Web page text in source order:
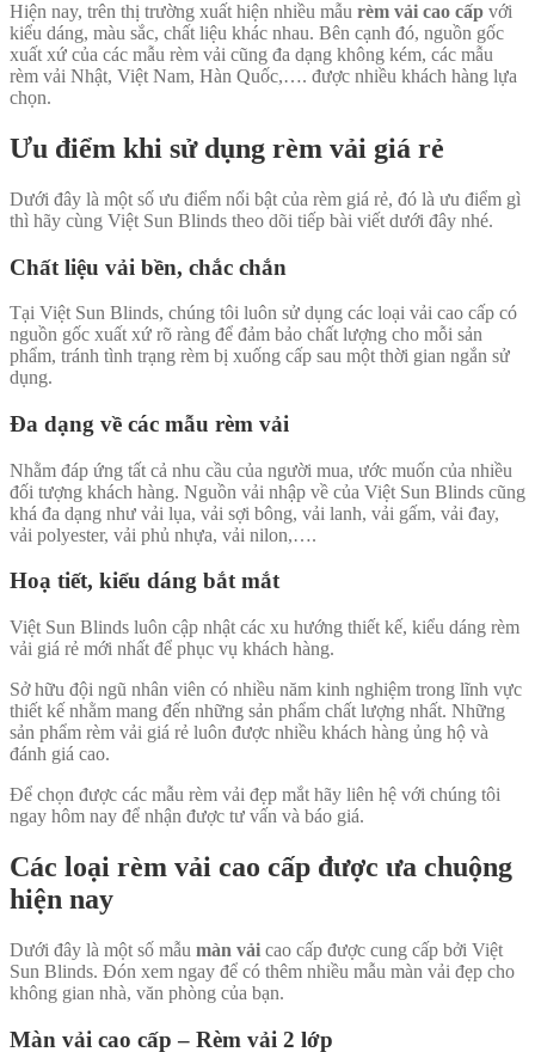
Hiện nay, trên thị trường xuất hiện nhiều mẫu rèm vải cao cấp với
kiểu dáng, màu sắc, chất liệu khác nhau. Bên cạnh đó, nguồn gốc
xuất xứ của các mẫu rèm vải cũng đa dạng không kém, các mẫu
rèm vải Nhật, Việt Nam, Hàn Quốc,…. được nhiều khách hàng lựa
chọn.
Ưu điểm khi sử dụng rèm vải giá rẻ
Dưới đây là một số ưu điểm nổi bật của rèm giá rẻ, đó là ưu điểm gì
thì hãy cùng Việt Sun Blinds theo dõi tiếp bài viết dưới đây nhé.
Chất liệu vải bền, chắc chắn
Tại Việt Sun Blinds, chúng tôi luôn sử dụng các loại vải cao cấp có
nguồn gốc xuất xứ rõ ràng để đảm bảo chất lượng cho mỗi sản
phẩm, tránh tình trạng rèm bị xuống cấp sau một thời gian ngắn sử
dụng.
Đa dạng về các mẫu rèm vải
Nhằm đáp ứng tất cả nhu cầu của người mua, ước muốn của nhiều
đối tượng khách hàng. Nguồn vải nhập về của Việt Sun Blinds cũng
khá đa dạng như vải lụa, vải sợi bông, vải lanh, vải gấm, vải đay,
vải polyester, vải phủ nhựa, vải nilon,….
Hoạ tiết, kiểu dáng bắt mắt
Việt Sun Blinds luôn cập nhật các xu hướng thiết kế, kiểu dáng rèm
vải giá rẻ mới nhất để phục vụ khách hàng.
Sở hữu đội ngũ nhân viên có nhiều năm kinh nghiệm trong lĩnh vực
thiết kế nhằm mang đến những sản phẩm chất lượng nhất. Những
sản phẩm rèm vải giá rẻ luôn được nhiều khách hàng ủng hộ và
đánh giá cao.
Để chọn được các mẫu rèm vải đẹp mắt hãy liên hệ với chúng tôi
ngay hôm nay để nhận được tư vấn và báo giá.
Các loại rèm vải cao cấp được ưa chuộng
hiện nay
Dưới đây là một số mẫu màn vải cao cấp được cung cấp bởi Việt
Sun Blinds. Đón xem ngay để có thêm nhiều mẫu màn vải đẹp cho
không gian nhà, văn phòng của bạn.
Màn vải cao cấp – Rèm vải 2 lớp